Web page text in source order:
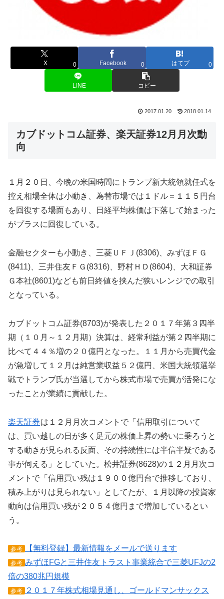
X 0 Facebook 0 はてブ 0
LINE コピー
2017.01.20 2018.01.14
カブドットコム証券、楽天証券12月月次動
向
１月２０日、今晩の米国時間にトランプ新大統領就任式を
控え相場全体は小動き、為替市場では１ドル＝１１５円台
を回復する場面もあり、日経平均株価は下落して始まった
がプラスに回復している。
金融セクターも小動き、三菱ＵＦＪ(8306)、みずほＦＧ
(8411)、三井住友ＦＧ(8316)、野村ＨＤ(8604)、大和証券
Ｇ本社(8601)なども前日終値を挟んだ狭いレンジでの取引
となっている。
カブドットコム証券(8703)が発表した２０１７年第３四半
期（１０月～１２月期）決算は、経常利益が第２四半期に
比べて４４％増の２０億円となった。１１月から売買代金
が急増して１２月は純営業収益５２億円、米国大統領選挙
戦でトランプ氏が当選してから株式市場で売買が活発にな
ったことが業績に貢献した。
楽天証券は１２月月次コメントで「信用取引について
は、買い越しの日が多く足元の株価上昇の勢いに乗ろうと
する動きが見られる反面、その持続性には半信半疑である
事が伺える」としていた。松井証券(8628)の１２月月次コ
メントで「信用買い残は１９００億円台で推移しており、
積み上がりは見られない」としてたが、１月以降の投資家
動向は信用買い残が２０５４億円まで増加しているとい
う。
参考 【無料登録】最新情報をメールで送ります
参考 みずほFGと三井住友トラスト事業統合で三菱UFJの2
倍の380兆円規模
参考
２０１７年株式相場見通し、ゴールドマンサックス